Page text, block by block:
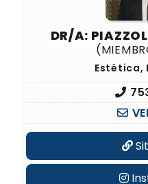
DR/A:
Estética,